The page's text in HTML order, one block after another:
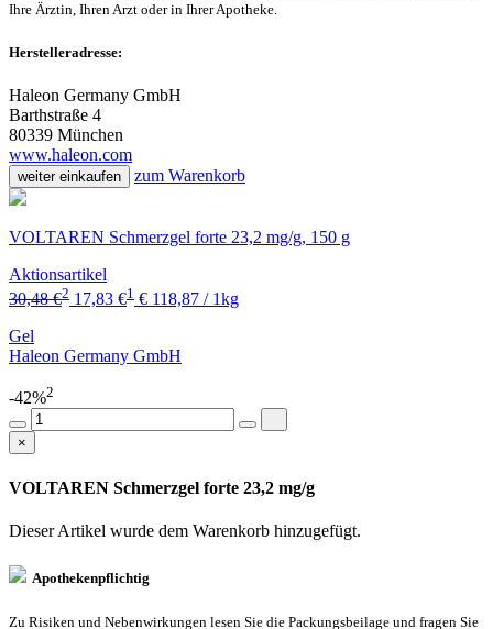
Ihre Ärztin, Ihren Arzt oder in Ihrer Apotheke.
Herstelleradresse:
Haleon Germany GmbH
Barthstraße 4
80339 München
www.haleon.com
weiter einkaufen zum Warenkorb
VOLTAREN Schmerzgel forte 23,2 mg/g, 150 g
Aktionsartikel
30,48 €2 17,83 €1 € 118,87 / 1kg
Gel
Haleon Germany GmbH
-42%2
×
VOLTAREN Schmerzgel forte 23,2 mg/g
Dieser Artikel wurde dem Warenkorb hinzugefügt.
Apothekenpflichtig
Zu Risiken und Nebenwirkungen lesen Sie die Packungsbeilage und fragen Sie